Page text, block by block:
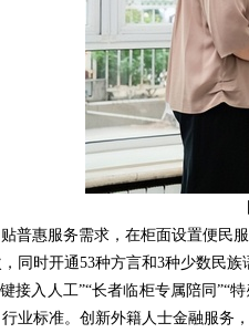
普惠服务需求，在柜面设置便民
同时开通53种方言和3种少数
接入人工”“长者临柜专属陪同
业标准。创新外籍人士金融服务